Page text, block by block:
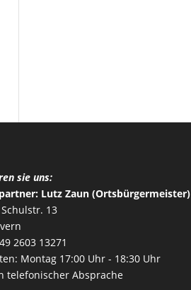
sie uns:
Lutz Zaun (Ortsbürgermeister)
13
2603 13271
Montag 17:00 Uhr - 18:30 Uhr
telefonischer Absprache